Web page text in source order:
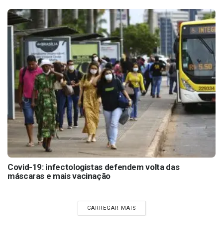
Covid-19: infectologistas defendem volta das
máscaras e mais vacinação
CARREGAR MAIS